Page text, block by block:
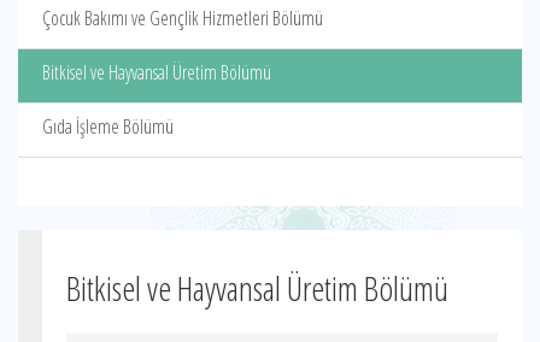
Çocuk Bakımı ve Gençlik Hizmetleri Bölümü
Bitkisel ve Hayvansal Üretim Bölümü
Gıda İşleme Bölümü
Bitkisel ve Hayvansal Üretim Bölümü